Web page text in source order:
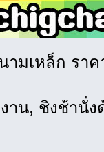
ามเหล็ก รา
าน, ชิงช้านั่ง